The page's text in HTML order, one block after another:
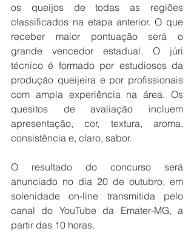
os queijos de todas as regiões
classificados na etapa anterior. O que
receber maior pontuação será o
grande vencedor estadual. O júri
técnico é formado por estudiosos da
produção queijeira e por profissionais
com ampla experiência na área. Os
quesitos de avaliação incluem
apresentação, cor, textura, aroma,
consistência e, claro, sabor.
O resultado do concurso será
anunciado no dia 20 de outubro, em
solenidade on-line transmitida pelo
canal do YouTube da Emater-MG, a
partir das 10 horas.